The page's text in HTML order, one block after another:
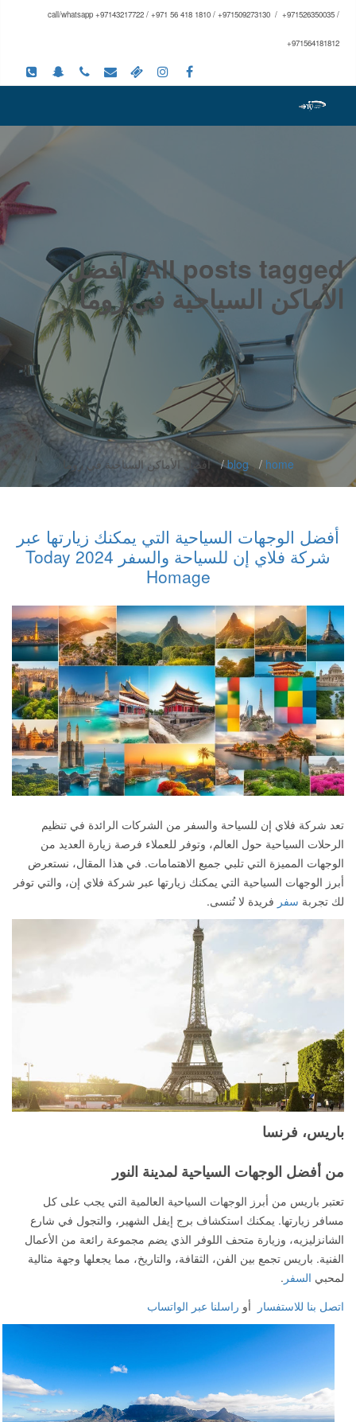
call/whatsapp +97143217722 / +971 56 418 1810 / +971509273130 / +971526350035 /
+971564181812
All posts tagged: أفضل
الأماكن السياحية في روما
home
blog أفضل الأماكن السياحية في روما
أفضل الوجهات السياحية التي يمكنك زيارتها عبر
شركة فلاي إن للسياحة والسفر 2024 Today
Homage
تعد شركة فلاي إن للسياحة والسفر من الشركات الرائدة في تنظيم
الرحلات السياحية حول العالم، وتوفر للعملاء فرصة زيارة العديد من
الوجهات المميزة التي تلبي جميع الاهتمامات. في هذا المقال، نستعرض
أبرز الوجهات السياحية التي يمكنك زيارتها عبر شركة فلاي إن، والتي توفر
لك تجربة سفر فريدة لا تُنسى.
باريس، فرنسا
من أفضل الوجهات السياحية لمدينة النور
تعتبر باريس من أبرز الوجهات السياحية العالمية التي يجب على كل
مسافر زيارتها. يمكنك استكشاف برج إيفل الشهير، والتجول في شارع
الشانزليزيه، وزيارة متحف اللوفر الذي يضم مجموعة رائعة من الأعمال
الفنية. باريس تجمع بين الفن، الثقافة، والتاريخ، مما يجعلها وجهة مثالية
لمحبي السفر .
اتصل بنا للاستفسار
أو راسلنا عبر الواتساب